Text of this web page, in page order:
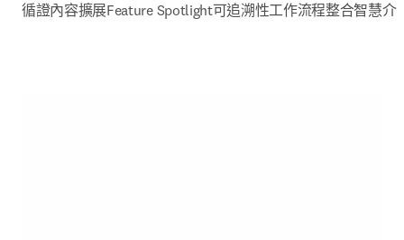
循證內容擴展Feature Spotlight可追溯性工作流程整合智慧介